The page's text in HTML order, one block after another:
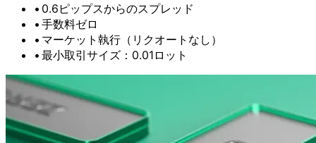
0.6ピップスからのスプレッド
手数料ゼロ
マーケット執行（リクオートなし）
最小取引サイズ：0.01ロット